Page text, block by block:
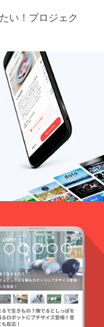
い！プロジェク